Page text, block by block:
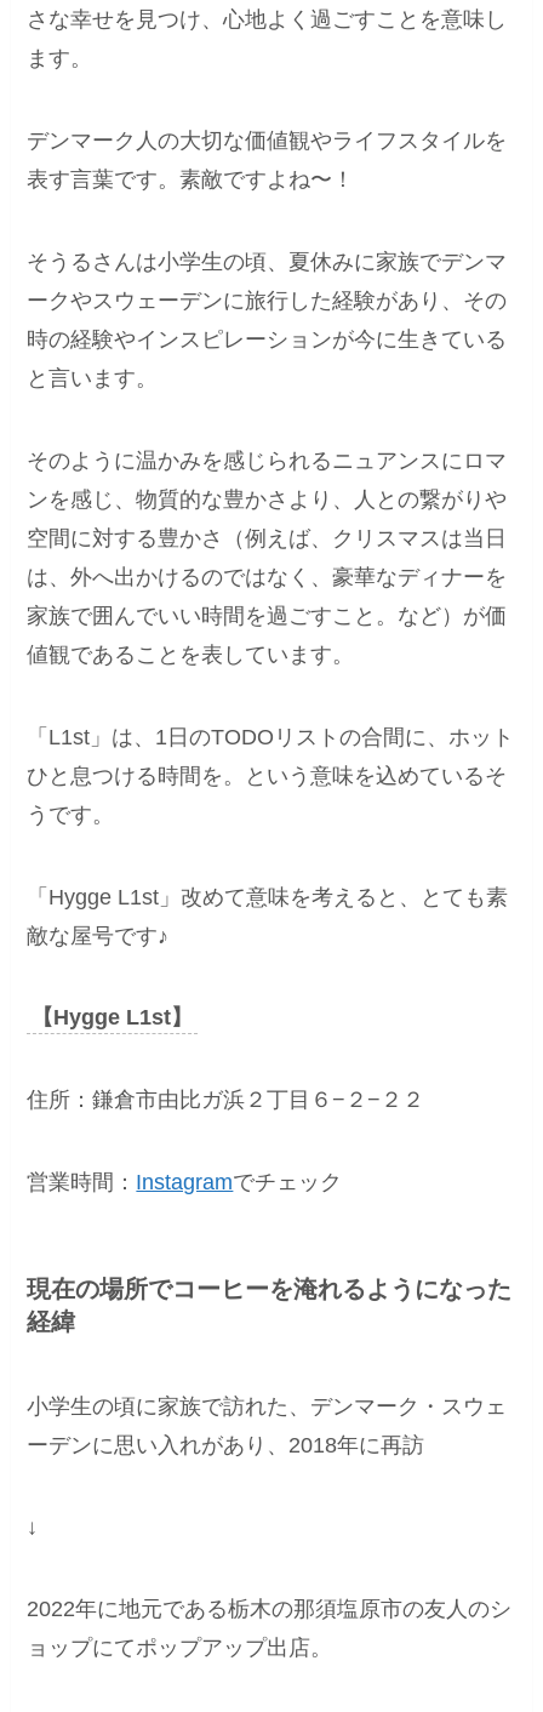
さな幸せを見つけ、心地よく過ごすことを意味し
ます。
デンマーク人の大切な価値観やライフスタイルを
表す言葉です。素敵ですよね〜！
そうるさんは小学生の頃、夏休みに家族でデンマ
ークやスウェーデンに旅行した経験があり、その
時の経験やインスピレーションが今に生きている
と言います。
そのように温かみを感じられるニュアンスにロマ
ンを感じ、物質的な豊かさより、人との繋がりや
空間に対する豊かさ（例えば、クリスマスは当日
は、外へ出かけるのではなく、豪華なディナーを
家族で囲んでいい時間を過ごすこと。など）が価
値観であることを表しています。
「L1st」は、1日のTODOリストの合間に、ホット
ひと息つける時間を。という意味を込めているそ
うです。
「Hygge L1st」改めて意味を考えると、とても素
敵な屋号です♪
【Hygge L1st】
住所：鎌倉市由比ガ浜２丁目６−２−２２
営業時間： Instagramでチェック
現在の場所でコーヒーを淹れるようになった
経緯
小学生の頃に家族で訪れた、デンマーク・スウェ
ーデンに思い入れがあり、2018年に再訪
↓
2022年に地元である栃木の那須塩原市の友人のシ
ョップにてポップアップ出店。